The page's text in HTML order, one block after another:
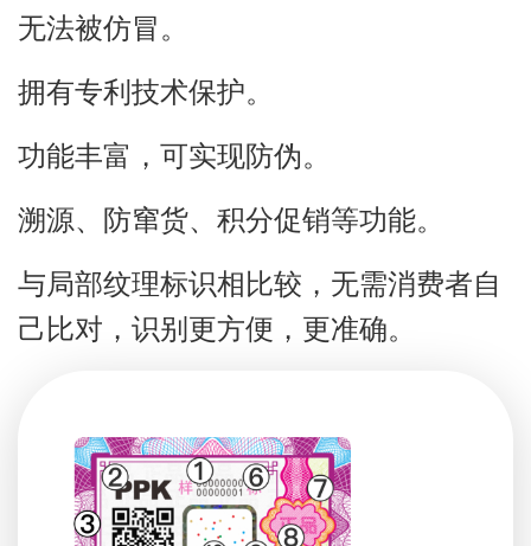
无法被仿冒。
拥有专利技术保护。
功能丰富，可实现防伪。
溯源、防窜货、积分促销等功能。
与局部纹理标识相比较，无需消费者自
己比对，识别更方便，更准确。